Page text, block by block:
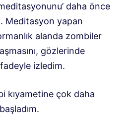
daha önce
Meditasyon yapan
alanda zombiler
gözlerinde
izledim.
kıyametine çok daha